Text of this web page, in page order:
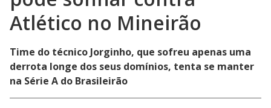
Atlético no Mineirão
Time do técnico Jorginho, que sofreu apenas uma
derrota longe dos seus domínios, tenta se manter
na Série A do Brasileirão